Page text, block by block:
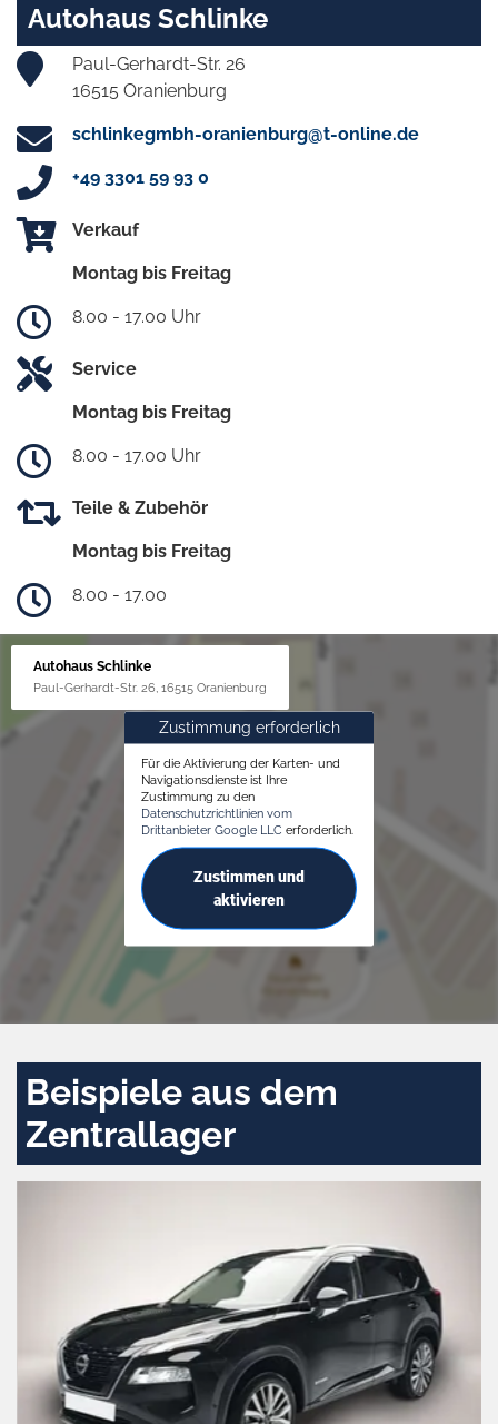
Autohaus Schlinke
Paul-Gerhardt-Str. 26
16515 Oranienburg
schlinkegmbh-oranienburg@t-online.de
+49 3301 59 93 0
Verkauf
Montag bis Freitag
8.00 - 17.00 Uhr
Service
Montag bis Freitag
8.00 - 17.00 Uhr
Teile & Zubehör
Montag bis Freitag
8.00 - 17.00
Autohaus Schlinke
Paul-Gerhardt-Str. 26, 16515 Oranienburg
Zustimmung erforderlich
Für die Aktivierung der Karten- und
Navigationsdienste ist Ihre
Zustimmung zu den
Datenschutzrichtlinien vom
Drittanbieter Google LLC erforderlich.
Zustimmen und
aktivieren
Beispiele aus dem
Zentrallager